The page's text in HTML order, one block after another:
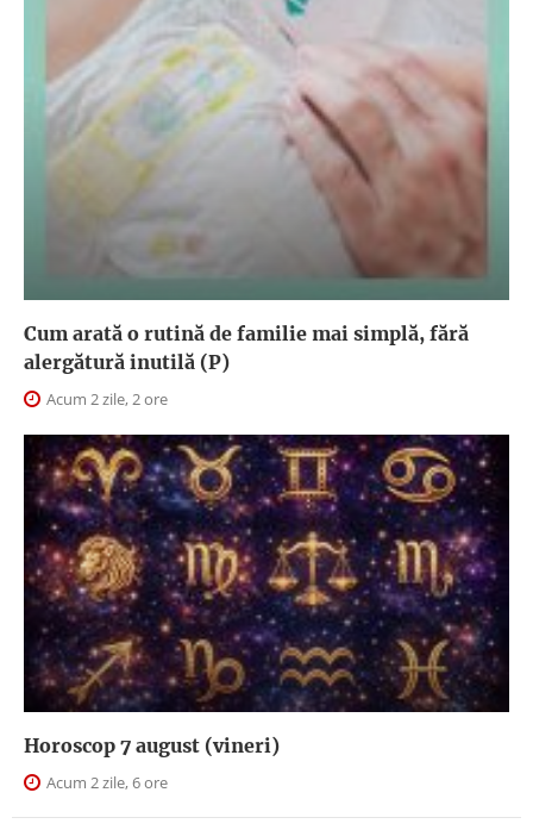
Cum arată o rutină de familie mai simplă, fără
alergătură inutilă (P)
Acum 2 zile, 2 ore
Horoscop 7 august (vineri)
Acum 2 zile, 6 ore